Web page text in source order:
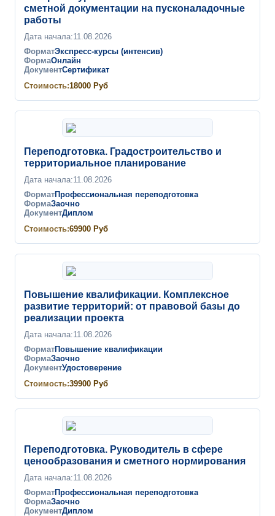
сметной документации на пусконаладочные
работы
Дата начала:11.08.2026
ФорматЭкспресс-курсы (интенсив)
ФормаОнлайн
ДокументСертификат
Стоимость:18000 Руб
Переподготовка. Градостроительство и
территориальное планирование
Дата начала:11.08.2026
ФорматПрофессиональная переподготовка
ФормаЗаочно
ДокументДиплом
Стоимость:69900 Руб
Повышение квалификации. Комплексное
развитие территорий: от правовой базы до
реализации проекта
Дата начала:11.08.2026
ФорматПовышение квалификации
ФормаЗаочно
ДокументУдостоверение
Стоимость:39900 Руб
Переподготовка. Руководитель в сфере
ценообразования и сметного нормирования
Дата начала:11.08.2026
ФорматПрофессиональная переподготовка
ФормаЗаочно
ДокументДиплом